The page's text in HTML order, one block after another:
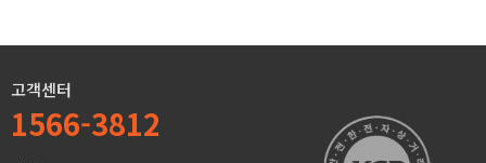
고객센터
1566-3812